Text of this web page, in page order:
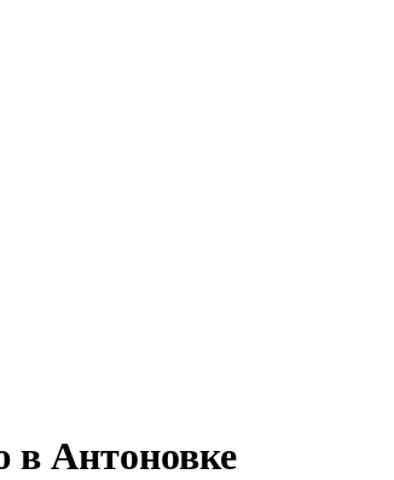
в Антоновке